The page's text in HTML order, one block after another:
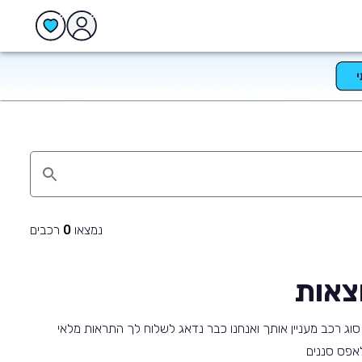
נמצאו 0 רכבים
רכב מעניין אותך ואנחנו כבר נדאג לשלוח לך התראות מלאי
סננים